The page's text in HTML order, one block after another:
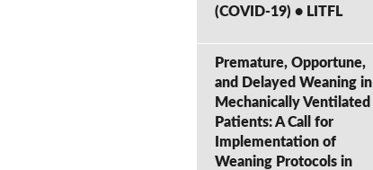
(COVID-19) • LITFL
Premature, Opportune,
and Delayed Weaning in
Mechanically Ventilated
Patients: A Call for
Implementation of
Weaning Protocols in